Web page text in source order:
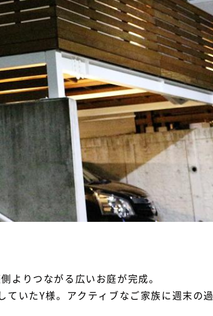
よりつながる広いお庭が完成。
いたY様。アクティブなご家族に週末の過